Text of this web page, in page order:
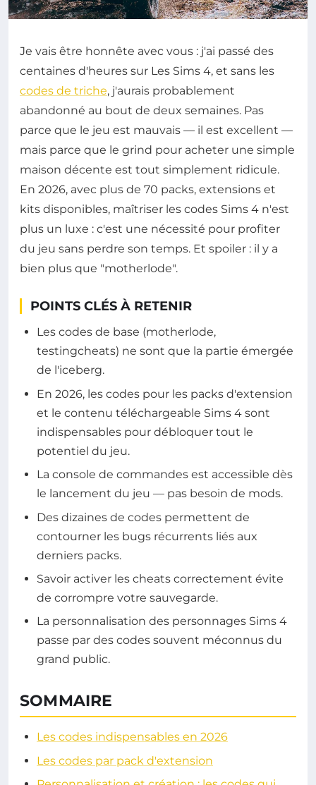
Je vais être honnête avec vous : j'ai passé des
centaines d'heures sur Les Sims 4, et sans les
codes de triche, j'aurais probablement
abandonné au bout de deux semaines. Pas
parce que le jeu est mauvais — il est excellent —
mais parce que le grind pour acheter une simple
maison décente est tout simplement ridicule.
En 2026, avec plus de 70 packs, extensions et
kits disponibles, maîtriser les codes Sims 4 n'est
plus un luxe : c'est une nécessité pour profiter
du jeu sans perdre son temps. Et spoiler : il y a
bien plus que "motherlode".
POINTS CLÉS À RETENIR
Les codes de base (motherlode,
testingcheats) ne sont que la partie émergée
de l'iceberg.
En 2026, les codes pour les packs d'extension
et le contenu téléchargeable Sims 4 sont
indispensables pour débloquer tout le
potentiel du jeu.
La console de commandes est accessible dès
le lancement du jeu — pas besoin de mods.
Des dizaines de codes permettent de
contourner les bugs récurrents liés aux
derniers packs.
Savoir activer les cheats correctement évite
de corrompre votre sauvegarde.
La personnalisation des personnages Sims 4
passe par des codes souvent méconnus du
grand public.
SOMMAIRE
Les codes indispensables en 2026
Les codes par pack d'extension